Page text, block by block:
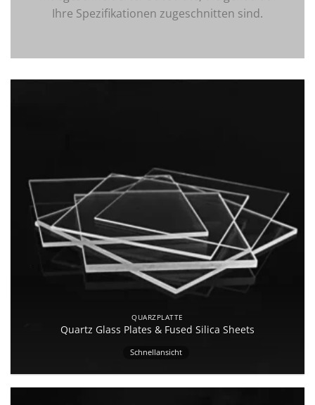
Ihre Spezifikationen zugeschnitten sind.
QUARZPLATTE
Quartz Glass Plates & Fused Silica Sheets
Schnellansicht